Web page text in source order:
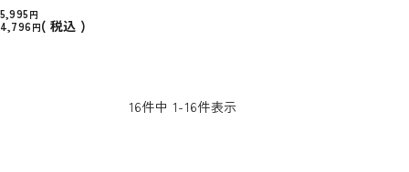
5,995
4,796
税込
16件中 1-16件表示